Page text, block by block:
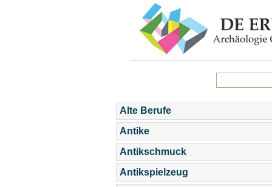
Alte Berufe
Antike
Antikschmuck
Antikspielzeug